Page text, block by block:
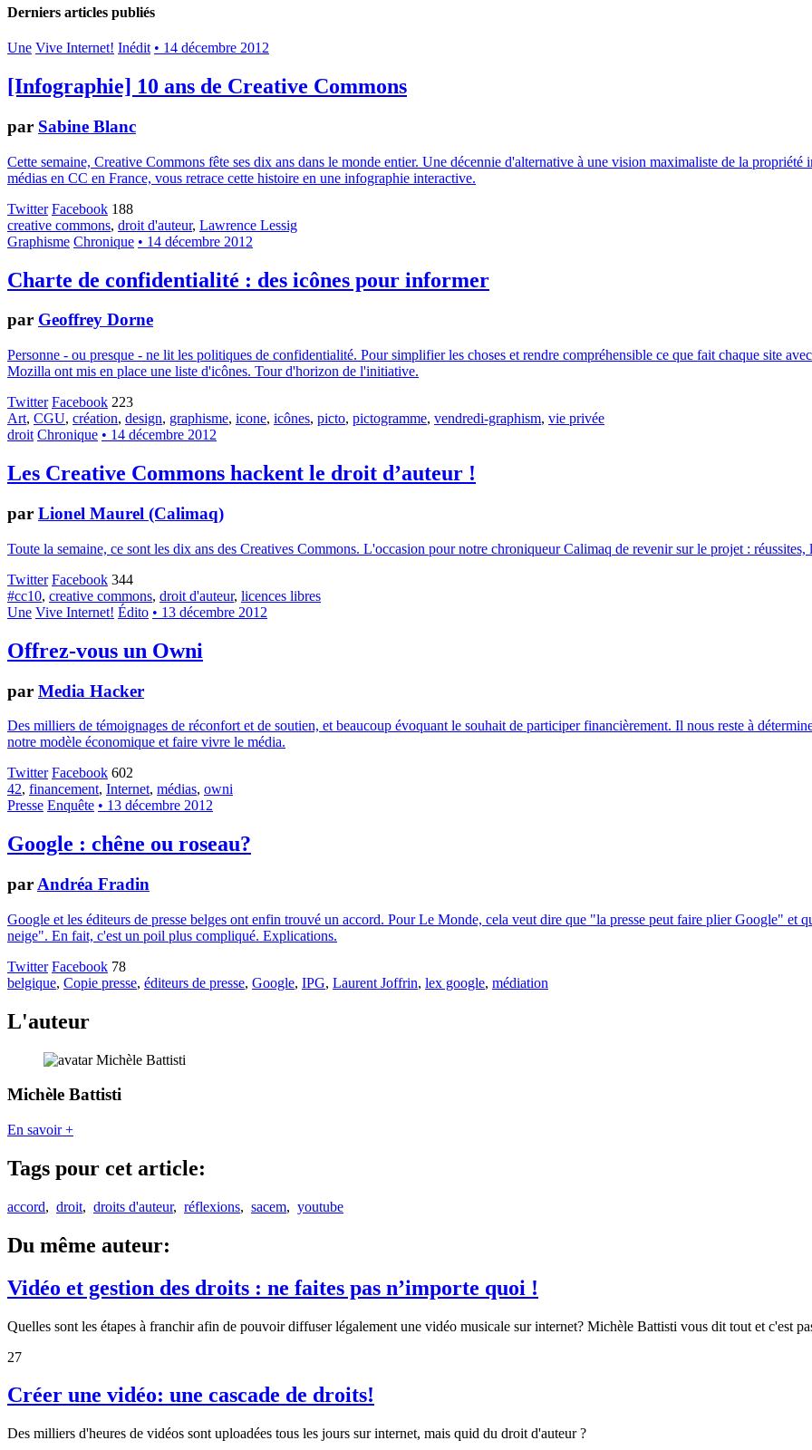
Derniers articles publiés
Une Vive Internet! Inédit • 14 décembre 2012
[Infographie] 10 ans de Creative Commons
par Sabine Blanc
Cette semaine, Creative Commons fête ses dix ans dans le monde entier. Une décennie d'alternative à une vision maximaliste de la
médias en CC en France, vous retrace cette histoire en une infographie interactive.
Twitter Facebook 188
creative commons, droit d'auteur, Lawrence Lessig
Graphisme Chronique • 14 décembre 2012
Charte de confidentialité : des icônes pour informer
par Geoffrey Dorne
Personne - ou presque - ne lit les politiques de confidentialité. Pour simplifier les choses et rendre compréhensible ce que fait chaque site
Mozilla ont mis en place une liste d'icônes. Tour d'horizon de l'initiative.
Twitter Facebook 223
Art, CGU, création, design, graphisme, icone, icônes, picto, pictogramme, vendredi-graphism, vie privée
droit Chronique • 14 décembre 2012
Les Creative Commons hackent le droit d’auteur !
par Lionel Maurel (Calimaq)
Toute la semaine, ce sont les dix ans des Creatives Commons. L'occasion pour notre chroniqueur Calimaq de revenir sur le projet : réussites,
Twitter Facebook 344
#cc10, creative commons, droit d'auteur, licences libres
Une Vive Internet! Édito • 13 décembre 2012
Offrez-vous un Owni
par Media Hacker
Des milliers de témoignages de réconfort et de soutien, et beaucoup évoquant le souhait de participer financièrement. Il nous reste à
notre modèle économique et faire vivre le média.
Twitter Facebook 602
42, financement, Internet, médias, owni
Presse Enquête • 13 décembre 2012
Google : chêne ou roseau?
par Andréa Fradin
Google et les éditeurs de presse belges ont enfin trouvé un accord. Pour Le Monde, cela veut dire que "la presse peut faire plier Google" et
neige". En fait, c'est un poil plus compliqué. Explications.
Twitter Facebook 78
belgique, Copie presse, éditeurs de presse, Google, IPG, Laurent Joffrin, lex google, médiation
L'auteur
Michèle Battisti
En savoir +
Tags pour cet article:
accord, droit, droits d'auteur, réflexions, sacem, youtube
Du même auteur:
Vidéo et gestion des droits : ne faites pas n’importe quoi !
Quelles sont les étapes à franchir afin de pouvoir diffuser légalement une vidéo musicale sur internet? Michèle Battisti vous dit tout et c'est
27
Créer une vidéo: une cascade de droits!
Des milliers d'heures de vidéos sont uploadées tous les jours sur internet, mais quid du droit d'auteur ?